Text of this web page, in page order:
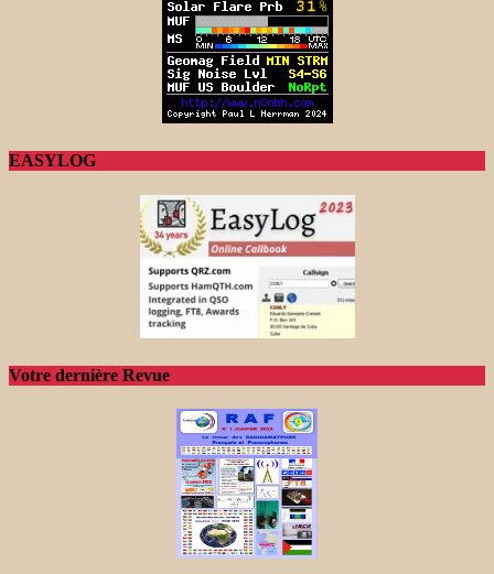
EASYLOG
Votre dernière Revue